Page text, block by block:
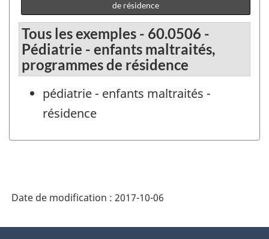
de résidence
Tous les exemples - 60.0506 -
Pédiatrie - enfants maltraités,
programmes de résidence
pédiatrie - enfants maltraités -
résidence
Date de modification : 2017-10-06